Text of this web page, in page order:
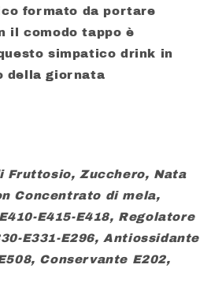
formato da portare
il comodo tappo è
simpatico drink in
della giornata
Fruttosio, Zucchero, Nata
Concentrato di mela,
E415-E418, Regolatore
E331-E296, Antiossidante
Conservante E202,